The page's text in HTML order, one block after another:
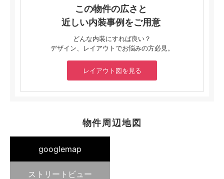
この物件の広さと
近しい内装事例をご用意
どんな内装にすれば良い？
デザイン、レイアウトでお悩みの方必見。
レイアウト図を見る
物件周辺地図
googlemap
ストリートビュー